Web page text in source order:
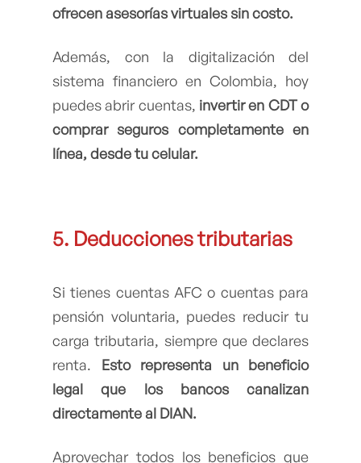
ofrecen asesorías virtuales sin costo.
Además, con la digitalización del
sistema financiero en Colombia, hoy
puedes abrir cuentas, invertir en CDT o
comprar seguros completamente en
línea, desde tu celular.
5. Deducciones tributarias
Si tienes cuentas AFC o cuentas para
pensión voluntaria, puedes reducir tu
carga tributaria, siempre que declares
renta. Esto representa un beneficio
legal que los bancos canalizan
directamente al DIAN.
Aprovechar todos los beneficios que